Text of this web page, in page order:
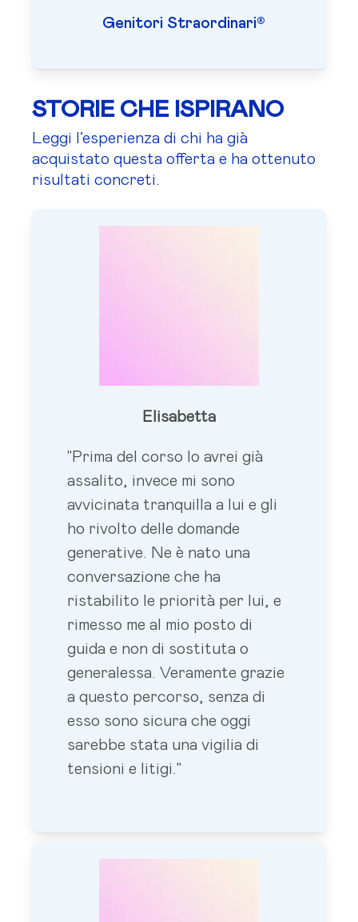
Genitori Straordinari®
STORIE CHE ISPIRANO
Leggi l’esperienza di chi ha già
acquistato questa offerta e ha ottenuto
risultati concreti.
Elisabetta
"Prima del corso lo avrei già
assalito, invece mi sono
avvicinata tranquilla a lui e gli
ho rivolto delle domande
generative. Ne è nato una
conversazione che ha
ristabilito le priorità per lui, e
rimesso me al mio posto di
guida e non di sostituta o
generalessa. Veramente grazie
a questo percorso, senza di
esso sono sicura che oggi
sarebbe stata una vigilia di
tensioni e litigi."